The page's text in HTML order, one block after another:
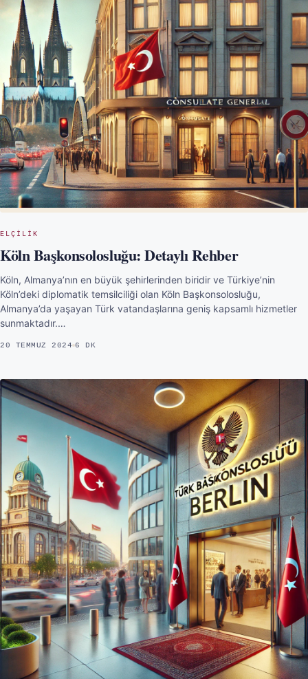
ELÇILIK
Köln Başkonsolosluğu: Detaylı Rehber
Köln, Almanya’nın en büyük şehirlerinden biridir ve Türkiye’nin
Köln’deki diplomatik temsilciliği olan Köln Başkonsolosluğu,
Almanya’da yaşayan Türk vatandaşlarına geniş kapsamlı hizmetler
sunmaktadır.…
20 TEMMUZ 2024 6 DK